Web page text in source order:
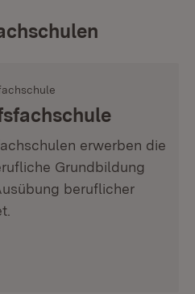
erwerben die
Grundbildung
beruflicher